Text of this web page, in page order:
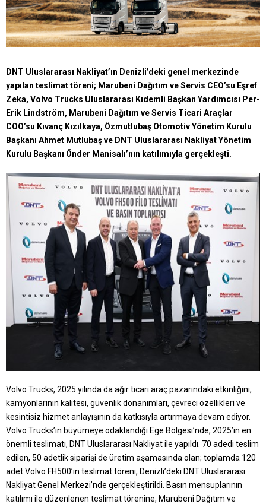
DNT Uluslararası Nakliyat’ın Denizli’deki genel merkezinde
yapılan teslimat töreni; Marubeni Dağıtım ve Servis CEO’su Eşref
Zeka, Volvo Trucks Uluslararası Kıdemli Başkan Yardımcısı Per-
Erik Lindström, Marubeni Dağıtım ve Servis Ticari Araçlar
COO’su Kıvanç Kızılkaya, Özmutlubaş Otomotiv Yönetim Kurulu
Başkanı Ahmet Mutlubaş ve DNT Uluslararası Nakliyat Yönetim
Kurulu Başkanı Önder Manisalı’nın katılımıyla gerçekleşti.
Volvo Trucks, 2025 yılında da ağır ticari araç pazarındaki etkinliğini;
kamyonlarının kalitesi, güvenlik donanımları, çevreci özellikleri ve
kesintisiz hizmet anlayışının da katkısıyla artırmaya devam ediyor.
Volvo Trucks’ın büyümeye odaklandığı Ege Bölgesi’nde, 2025’in en
önemli teslimatı, DNT Uluslararası Nakliyat ile yapıldı. 70 adedi teslim
edilen, 50 adetlik siparişi de üretim aşamasında olan; toplamda 120
adet Volvo FH500’ın teslimat töreni, Denizli’deki DNT Uluslararası
Nakliyat Genel Merkezi’nde gerçekleştirildi. Basın mensuplarının
katılımı ile düzenlenen teslimat törenine, Marubeni Dağıtım ve